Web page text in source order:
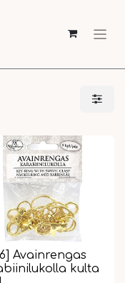
Avainrengas
kulta